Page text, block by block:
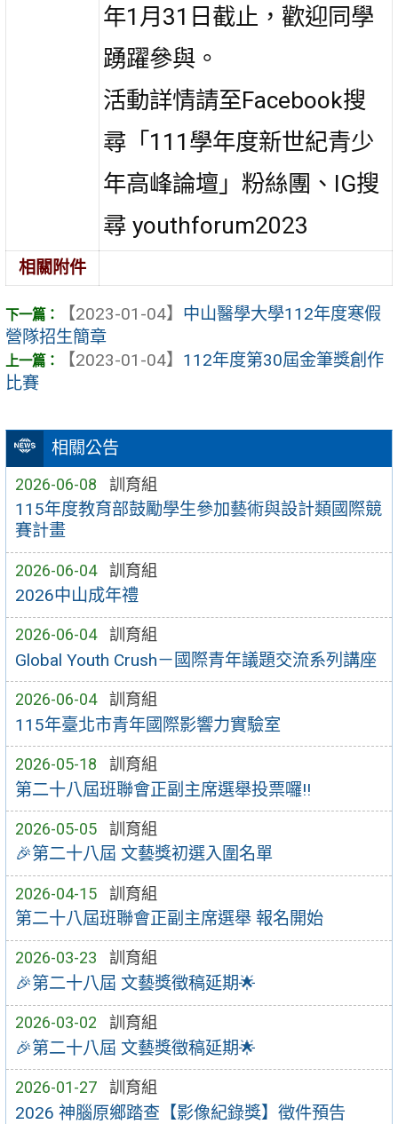
相關公告
2026-06-08 訓育組
115年度教育部鼓勵學生參加藝術與設計類國際競
賽計畫
2026-06-04 訓育組
2026中山成年禮
2026-06-04 訓育組
Global Youth Crush－國際青年議題交流系列講座
2026-06-04 訓育組
115年臺北市青年國際影響力實驗室
2026-05-18 訓育組
第二十八屆班聯會正副主席選舉投票囉!!
2026-05-05 訓育組
🎉第二十八屆 文藝獎初選入圍名單
2026-04-15 訓育組
第二十八屆班聯會正副主席選舉 報名開始
2026-03-23 訓育組
🎉第二十八屆 文藝獎徵稿延期🌟
2026-03-02 訓育組
🎉第二十八屆 文藝獎徵稿延期🌟
2026-01-27 訓育組
2026 神腦原鄉踏查【影像紀錄獎】徵件預告
年1月31日截止，歡迎同學
踴躍參與。
活動詳情請至Facebook搜
尋「111學年度新世紀青少
年高峰論壇」粉絲團、IG搜
尋 youthforum2023
相關附件
【2023-01-04】 中山醫學大學112年度寒假
營隊招生簡章
【2023-01-04】 112年度第30屆金筆獎創作
比賽